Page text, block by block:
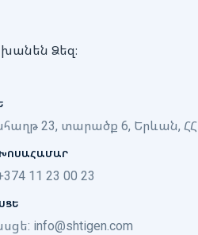
Ձեզ։
23, տարածք 6, Երևան, ՀՀ
11 23 00 23
info@shtigen.com